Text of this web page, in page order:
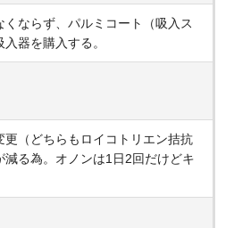
ならず、パルミコート（吸入ス
器を購入する。
更（どちらもロイコトリエン拮抗
る為。オノンは1日2回だけどキ